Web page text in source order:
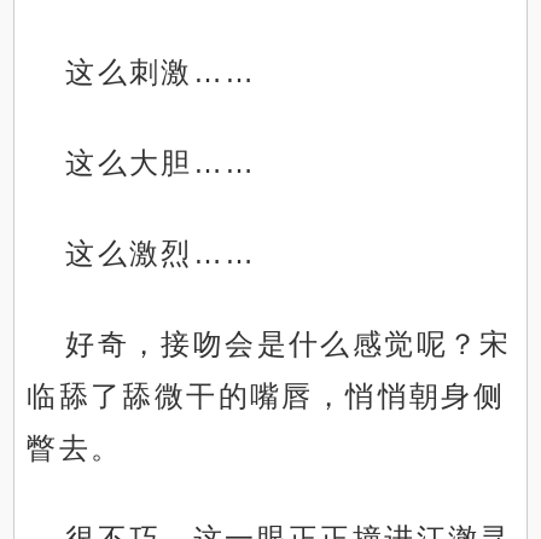
这么刺激……
这么大胆……
这么激烈……
好奇，接吻会是什么感觉呢？宋
临舔了舔微干的嘴唇，悄悄朝身侧
瞥去。